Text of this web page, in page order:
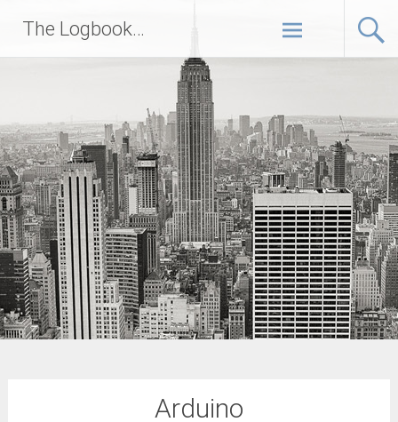
The Logbook…
Arduino